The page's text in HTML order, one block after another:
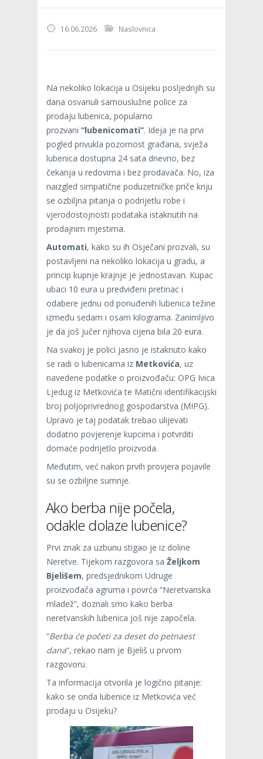
16.06.2026 Naslovnica
Na nekoliko lokacija u Osijeku posljednjih su
dana osvanuli samouslužne police za
prodaju lubenica, popularno
prozvani “lubenicomati”. Ideja je na prvi
pogled privukla pozornost građana, svježa
lubenica dostupna 24 sata dnevno, bez
čekanja u redovima i bez prodavača. No, iza
naizgled simpatične poduzetničke priče kriju
se ozbiljna pitanja o podrijetlu robe i
vjerodostojnosti podataka istaknutih na
prodajnim mjestima.
Automati, kako su ih Osječani prozvali, su
postavljeni na nekoliko lokacija u gradu, a
princip kupnje krajnje je jednostavan. Kupac
ubaci 10 eura u predviđeni pretinac i
odabere jednu od ponuđenih lubenica težine
između sedam i osam kilograma. Zanimljivo
je da još jučer njihova cijena bila 20 eura.
Na svakoj je polici jasno je istaknuto kako
se radi o lubenicama iz Metkovića, uz
navedene podatke o proizvođaču: OPG Ivica
Ljedug iz Metkovića te Matični identifikacijski
broj poljoprivrednog gospodarstva (MIPG).
Upravo je taj podatak trebao ulijevati
dodatno povjerenje kupcima i potvrditi
domaće podrijetlo proizvoda.
Međutim, već nakon prvih provjera pojavile
su se ozbiljne sumnje.
Ako berba nije počela,
odakle dolaze lubenice?
Prvi znak za uzbunu stigao je iz doline
Neretve. Tijekom razgovora sa Željkom
Bjelišem, predsjednikom Udruge
proizvođača agruma i povrća “Neretvanska
mladež“, doznali smo kako berba
neretvanskih lubenica još nije započela.
“Berba će početi za deset do petnaest
dana“, rekao nam je Bjeliš u prvom
razgovoru.
Ta informacija otvorila je logično pitanje:
kako se onda lubenice iz Metkovića već
prodaju u Osijeku?